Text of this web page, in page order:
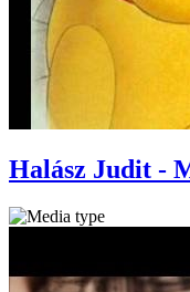
Halász Judit -